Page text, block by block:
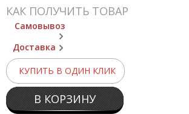
КАК ПОЛУЧИТЬ ТОВАР
Самовывоз
Доставка
КУПИТЬ В ОДИН КЛИК
В КОРЗИНУ